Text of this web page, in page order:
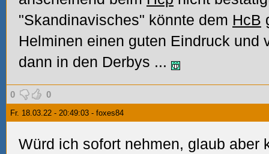
"Skandinavisches" könnte dem HcB
Helminen einen guten Eindruck und
dann in den Derbys ...
0 0
Fr. 18.03.22 - 20:49:03 - foxes84
Würd ich sofort nehmen, glaub aber